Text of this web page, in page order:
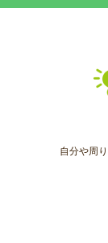
自分や周